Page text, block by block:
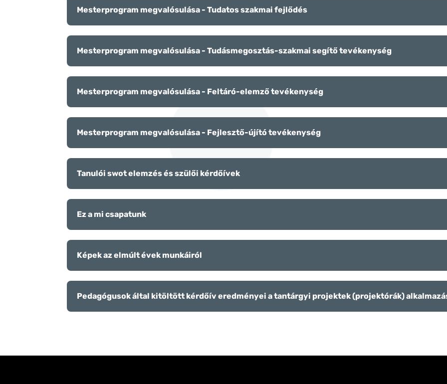
Mesterprogram megvalósulása - Tudatos szakmai fejlődés
Mesterprogram megvalósulása - Tudásmegosztás-szakmai segítő tevékenység
Mesterprogram megvalósulása - Feltáró-elemző tevékenység
Mesterprogram megvalósulása - Fejlesztő-újító tevékenység
Tanulói swot elemzés és szülői kérdőívek
Ez a mi csapatunk
Képek az elmúlt évek munkáiról
Pedagógusok által kitöltött kérdőív eredményei a tantárgyi projektek (projektórák)